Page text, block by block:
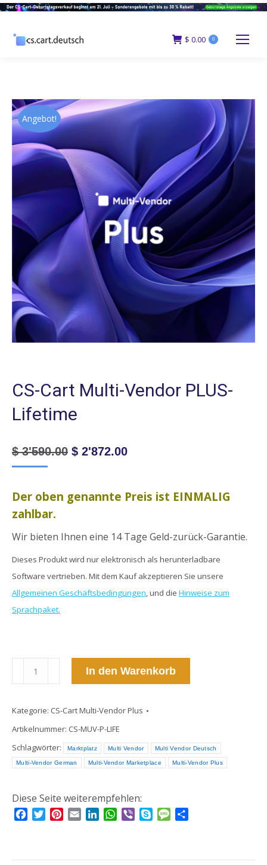
$ 0.00 0
Angebot!
CS-Cart Multi-Vendor PLUS-
Lifetime
$3'590.00 Ursprünglicher
$ 3'590.00
$ 2'872.00Aktueller
$ 2'872.00.
Der oben genannte Preis ist EINMALIG
zahlbar.
Wir bieten Ihnen eine 14 Tage Geld-zurück-Garantie.
Dieses Produkt wird nur elektronisch als herunterladbare
Software vertrieben. Mit dem Kauf akzeptieren Sie unsere
Allgemeinen Geschäftsbedingungen, und die Hinweise zum
Sprachpaket.
Cart
Vendor
PLUS-
Lifetime
Menge
In den Warenkorb
Kategorie: CS-Cart Multi-Vendor Plus
Artikelnummer: CS-MUV-P-LIFE
Schlagwörter:
Marktplatz Multi Vendor Multi Vendor Deutsch
Multi-Vendor German Multi-Vendor Marketplace Multi-Vendor Plus
Diese Seite weiterempfehlen:
Facebook
TwitterPinterest
Email LinkedInWhatsApp
Viber SkypeMessage